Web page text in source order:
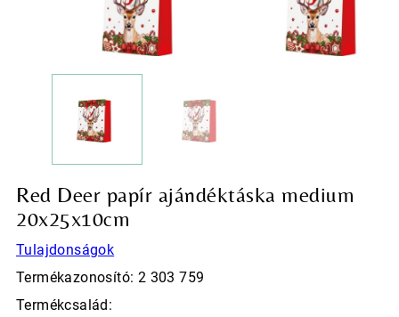
Red Deer papír ajándéktáska medium
20x25x10cm
Tulajdonságok
Termékazonosító: 2 303 759
Termékcsalád: